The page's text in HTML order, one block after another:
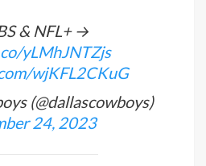
& NFL+ →
yLMhJNTZjs
wjKFL2CKuG
(@dallascowboys)
24, 2023